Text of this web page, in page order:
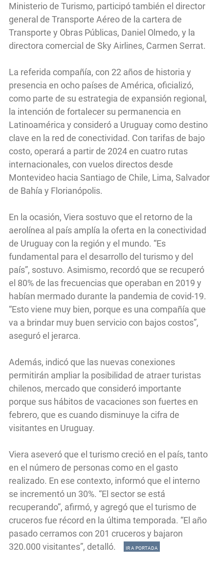
Ministerio de Turismo, participó también el director
general de Transporte Aéreo de la cartera de
Transporte y Obras Públicas, Daniel Olmedo, y la
directora comercial de Sky Airlines, Carmen Serrat.
La referida compañía, con 22 años de historia y
presencia en ocho países de América, oficializó,
como parte de su estrategia de expansión regional,
la intención de fortalecer su permanencia en
Latinoamérica y consideró a Uruguay como destino
clave en la red de conectividad. Con tarifas de bajo
costo, operará a partir de 2024 en cuatro rutas
internacionales, con vuelos directos desde
Montevideo hacia Santiago de Chile, Lima, Salvador
de Bahía y Florianópolis.
En la ocasión, Viera sostuvo que el retorno de la
aerolínea al país amplía la oferta en la conectividad
de Uruguay con la región y el mundo. “Es
fundamental para el desarrollo del turismo y del
país”, sostuvo. Asimismo, recordó que se recuperó
el 80% de las frecuencias que operaban en 2019 y
habían mermado durante la pandemia de covid-19.
“Esto viene muy bien, porque es una compañía que
va a brindar muy buen servicio con bajos costos”,
aseguró el jerarca.
Además, indicó que las nuevas conexiones
permitirán ampliar la posibilidad de atraer turistas
chilenos, mercado que consideró importante
porque sus hábitos de vacaciones son fuertes en
febrero, que es cuando disminuye la cifra de
visitantes en Uruguay.
Viera aseveró que el turismo creció en el país, tanto
en el número de personas como en el gasto
realizado. En ese contexto, informó que el interno
se incrementó un 30%. “El sector se está
recuperando”, afirmó, y agregó que el turismo de
cruceros fue récord en la última temporada. “El año
pasado cerramos con 201 cruceros y bajaron
320.000 visitantes”, detalló.
IR A PORTADA